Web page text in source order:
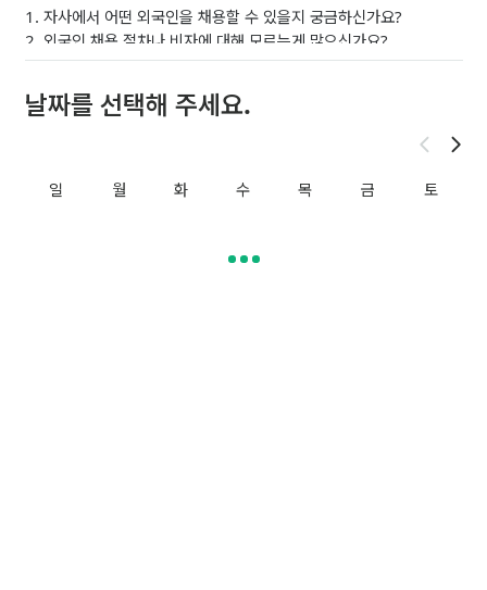
1. 자사에서 어떤 외국인을 채용할 수 있을지 궁금하신가요?
2. 외국인 채용 절차나 비자에 대해 모르는게 많으신가요?
3. 맞춤형 인재추천 서비스를 의뢰하고 싶으신가요?
외국인 채용/비자에 대한 무엇이든지 무료로 상담해드릴게요! 🙌
날짜를 선택해 주세요.
일 월 화 수 목 금 토